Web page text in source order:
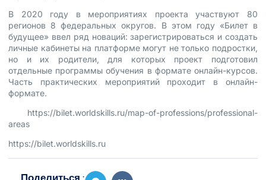
В 2020 году в мероприятиях проекта участвуют 80
регионов 8 федеральных округов. В этом году «Билет в
будущее» ввел ряд новаций: зарегистрироваться и создать
личные кабинеты на платформе могут не только подростки,
но и их родители, для которых проект подготовил
отдельные программы обучения в формате онлайн-курсов.
Часть практических мероприятий проходит в онлайн-
формате.
https://bilet.worldskills.ru/map-of-professions/professional-
areas
https://bilet.worldskills.ru
Поделиться :